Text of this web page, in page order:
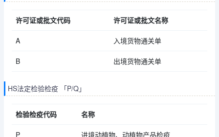
许可证或批文代码 许可证或批文名称
A 入境货物通关单
B 出境货物通关单
HS法定检验检疫 「P/Q」
检验检疫代码 名称
P 进境动植物、动植物产品检疫